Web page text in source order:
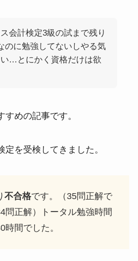
会計検定3級の試まで残り
のに勉強してないしやる気
い…とにかく資格だけは欲
すめの記事です。
定を受検してきました。
不合格です。（35問正解で
問正解）トータル勉強時間
時間でした。